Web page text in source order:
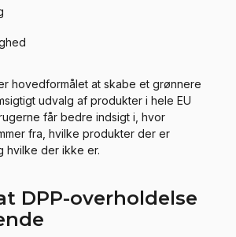
hovedformålet at skabe et grønnere
udvalg af produkter i hele EU
får bedre indsigt i, hvor
fra, hvilke produkter der er
der ikke er.
DPP-overholdelse